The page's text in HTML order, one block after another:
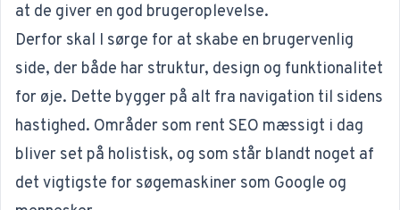
at de giver en god brugeroplevelse.
Derfor skal I sørge for at skabe en brugervenlig
side, der både har struktur, design og funktionalitet
for øje. Dette bygger på alt fra navigation til sidens
hastighed. Områder som rent SEO mæssigt i dag
bliver set på holistisk, og som står blandt noget af
det vigtigste for søgemaskiner som Google og